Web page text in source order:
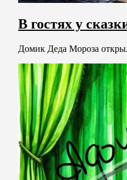
В гостях у
Домик Деда Мороза